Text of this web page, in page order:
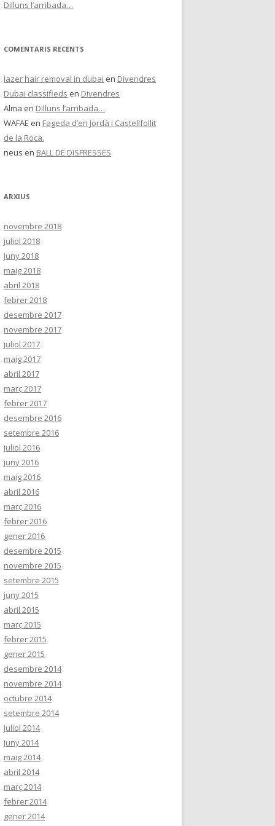
Dilluns l’arribada…
COMENTARIS RECENTS
lazer hair removal in dubai en Divendres
Dubai classifieds en Divendres
Alma en Dilluns l’arribada…
WAFAE en Fageda d’en Jordà i Castellfollit
de la Roca.
neus en BALL DE DISFRESSES
ARXIUS
novembre 2018
juliol 2018
juny 2018
maig 2018
abril 2018
febrer 2018
desembre 2017
novembre 2017
juliol 2017
maig 2017
abril 2017
març 2017
febrer 2017
desembre 2016
setembre 2016
juliol 2016
juny 2016
maig 2016
abril 2016
març 2016
febrer 2016
gener 2016
desembre 2015
novembre 2015
setembre 2015
juny 2015
abril 2015
març 2015
febrer 2015
gener 2015
desembre 2014
novembre 2014
octubre 2014
setembre 2014
juliol 2014
juny 2014
maig 2014
abril 2014
març 2014
febrer 2014
gener 2014